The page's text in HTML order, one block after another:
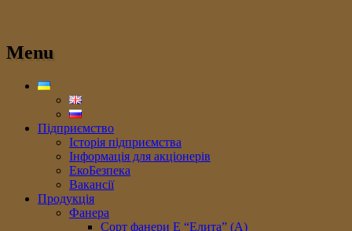
Menu
Підприємство
Історія підприємства
Інформація для акціонерів
ЕкоБезпека
Вакансії
Продукція
Фанера
Сорт фанери E “Елита” (A)